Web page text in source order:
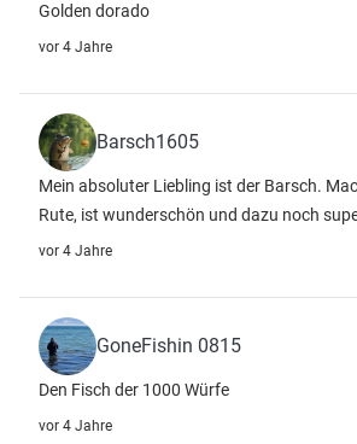
Golden dorado
vor 4 Jahre
Barsch1605
Mein absoluter Liebling ist der Barsch.
Rute, ist wunderschön und dazu noch
vor 4 Jahre
GoneFishin 0815
Den Fisch der 1000 Würfe
vor 4 Jahre